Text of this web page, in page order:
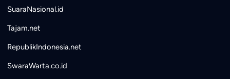
SuaraNasional.id
Tajam.net
RepublikIndonesia.net
SwaraWarta.co.id